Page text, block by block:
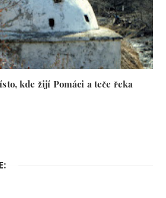
kde žijí Pomáci a teče řeka